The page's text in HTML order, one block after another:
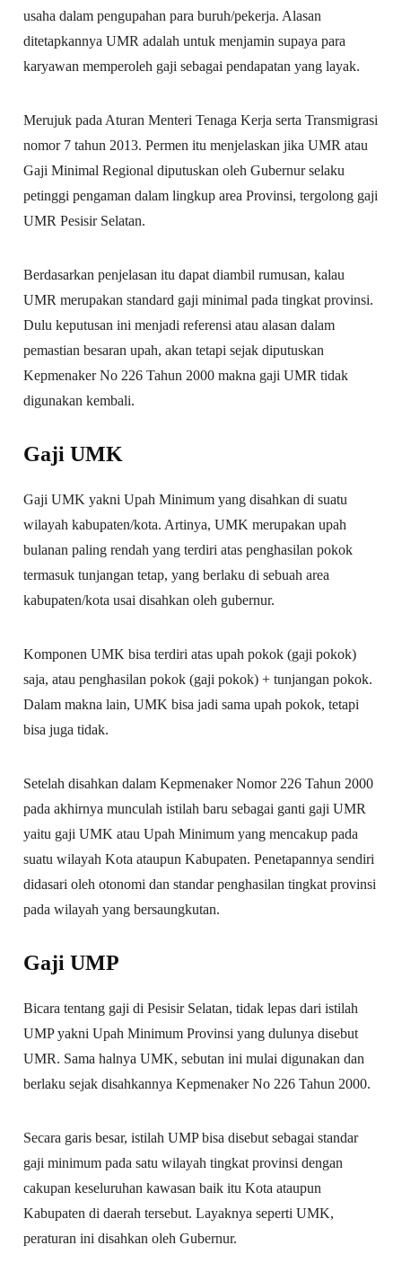
usaha dalam pengupahan para buruh/pekerja. Alasan
ditetapkannya UMR adalah untuk menjamin supaya para
karyawan memperoleh gaji sebagai pendapatan yang layak.
Merujuk pada Aturan Menteri Tenaga Kerja serta Transmigrasi
nomor 7 tahun 2013. Permen itu menjelaskan jika UMR atau
Gaji Minimal Regional diputuskan oleh Gubernur selaku
petinggi pengaman dalam lingkup area Provinsi, tergolong gaji
UMR Pesisir Selatan.
Berdasarkan penjelasan itu dapat diambil rumusan, kalau
UMR merupakan standard gaji minimal pada tingkat provinsi.
Dulu keputusan ini menjadi referensi atau alasan dalam
pemastian besaran upah, akan tetapi sejak diputuskan
Kepmenaker No 226 Tahun 2000 makna gaji UMR tidak
digunakan kembali.
Gaji UMK
Gaji UMK yakni Upah Minimum yang disahkan di suatu
wilayah kabupaten/kota. Artinya, UMK merupakan upah
bulanan paling rendah yang terdiri atas penghasilan pokok
termasuk tunjangan tetap, yang berlaku di sebuah area
kabupaten/kota usai disahkan oleh gubernur.
Komponen UMK bisa terdiri atas upah pokok (gaji pokok)
saja, atau penghasilan pokok (gaji pokok) + tunjangan pokok.
Dalam makna lain, UMK bisa jadi sama upah pokok, tetapi
bisa juga tidak.
Setelah disahkan dalam Kepmenaker Nomor 226 Tahun 2000
pada akhirnya munculah istilah baru sebagai ganti gaji UMR
yaitu gaji UMK atau Upah Minimum yang mencakup pada
suatu wilayah Kota ataupun Kabupaten. Penetapannya sendiri
didasari oleh otonomi dan standar penghasilan tingkat provinsi
pada wilayah yang bersaungkutan.
Gaji UMP
Bicara tentang gaji di Pesisir Selatan, tidak lepas dari istilah
UMP yakni Upah Minimum Provinsi yang dulunya disebut
UMR. Sama halnya UMK, sebutan ini mulai digunakan dan
berlaku sejak disahkannya Kepmenaker No 226 Tahun 2000.
Secara garis besar, istilah UMP bisa disebut sebagai standar
gaji minimum pada satu wilayah tingkat provinsi dengan
cakupan keseluruhan kawasan baik itu Kota ataupun
Kabupaten di daerah tersebut. Layaknya seperti UMK,
peraturan ini disahkan oleh Gubernur.